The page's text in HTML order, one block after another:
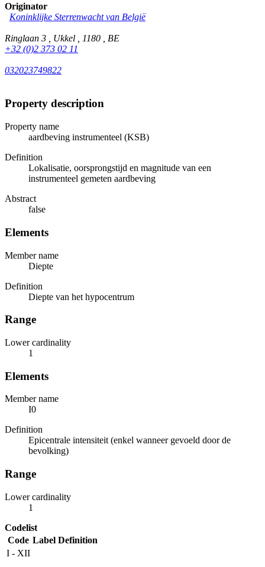
Originator
Koninklijke Sterrenwacht van België
Ringlaan 3 , Ukkel , 1180 , BE
+32 (0)2 373 02 11
032023749822
Property description
Property name
aardbeving instrumenteel (KSB)
Definition
Lokalisatie, oorsprongstijd en magnitude van een
instrumenteel gemeten aardbeving
Abstract
false
Elements
Member name
Diepte
Definition
Diepte van het hypocentrum
Range
Lower cardinality
1
Elements
Member name
I0
Definition
Epicentrale intensiteit (enkel wanneer gevoeld door de
bevolking)
Range
Lower cardinality
1
Codelist
Code Label Definition
I - XII